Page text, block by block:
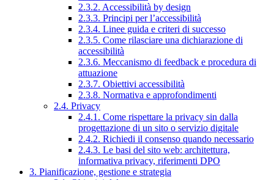
2.3.2. Accessibilità by design
2.3.3. Principi per l’accessibilità
2.3.4. Linee guida e criteri di successo
2.3.5. Come rilasciare una dichiarazione di
accessibilità
2.3.6. Meccanismo di feedback e procedura di
attuazione
2.3.7. Obiettivi accessibilità
2.3.8. Normativa e approfondimenti
2.4. Privacy
2.4.1. Come rispettare la privacy sin dalla
progettazione di un sito o servizio digitale
2.4.2. Richiedi il consenso quando necessario
2.4.3. Le basi del sito web: architettura,
informativa privacy, riferimenti DPO
3. Pianificazione, gestione e strategia